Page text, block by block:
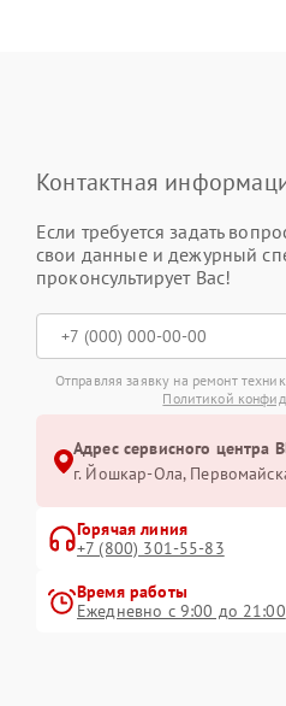
Контактная
Если требуется задать
свои данные и дежурный
проконсультирует Вас!
Отправляя заявку на ремонт
Политикой
Адрес сервисного центра
г. Йошкар-Ола,
Горячая линия
+7 (800) 301-55-83
Время работы
Ежедневно с 9:00 до 21:00